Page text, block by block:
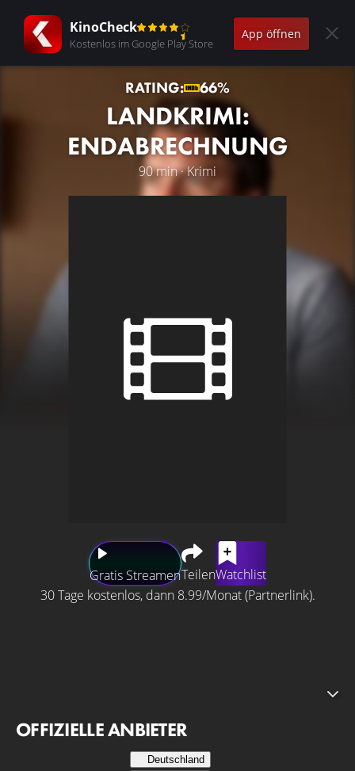
KinoCheck
Kostenlos im Google Play Store
App öffnen
RATING: 66%
LANDKRIMI:
ENDABRECHNUNG
90 min · Krimi
Gratis StreamenTeilenWatchlist
30 Tage kostenlos, dann 8.99/Monat (Partnerlink).
Staatsanwalt Nicoletti, der den Kommissar in dieser
OFFIZIELLE ANBIETER
Deutschland